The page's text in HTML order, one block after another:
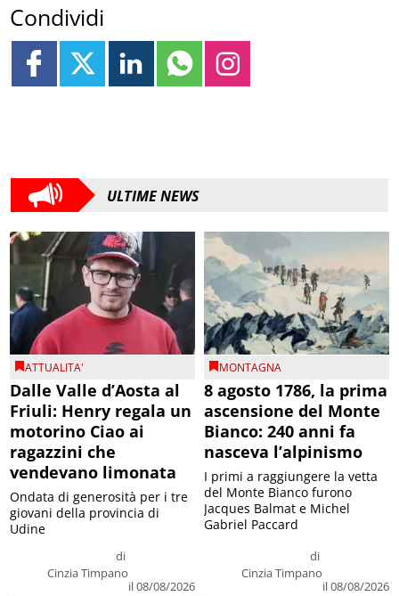
Condividi
ULTIME NEWS
ATTUALITA'
Dalle Valle d’Aosta al
Friuli: Henry regala un
motorino Ciao ai
ragazzini che
vendevano limonata
di
Cinzia Timpano
il 08/08/2026
Ondata di generosità per i tre
giovani della provincia di
Udine
MONTAGNA
8 agosto 1786, la prima
ascensione del Monte
Bianco: 240 anni fa
nasceva l’alpinismo
di
Cinzia Timpano
il 08/08/2026
I primi a raggiungere la vetta
del Monte Bianco furono
Jacques Balmat e Michel
Gabriel Paccard